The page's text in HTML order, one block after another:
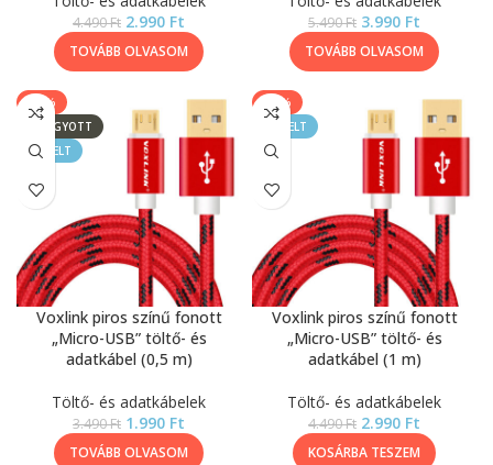
4.490Ft 2.990 Ft
TOVÁBB OLVASOM
5.490Ft 3.990 Ft
TOVÁBB OLVASOM
-43%
ELFOGYOTT
KIEMELT
Voxlink piros színű fonott
„Micro-USB” töltő- és
adatkábel (0,5 m)
Töltő- és adatkábelek
3.490Ft 1.990 Ft
TOVÁBB OLVASOM
-33%
KIEMELT
Voxlink piros színű fonott
„Micro-USB” töltő- és
adatkábel (1 m)
Töltő- és adatkábelek
4.490Ft 2.990 Ft
KOSÁRBA TESZEM